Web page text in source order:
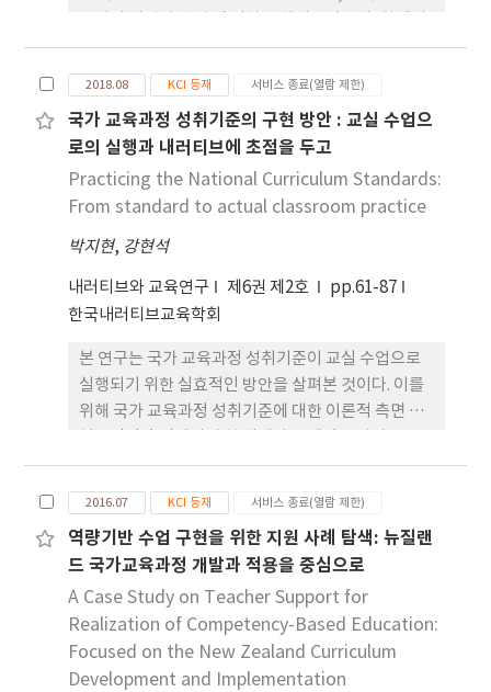
수준 및 특성과 2015 개정 음악과 교육과정 및 교과서
자료 분석에 기초하여, 초등학교 5학년을 대상으로
10차시의 음악과 교육과정 재구성 방안을 제시하였
다. 학생중심수업은 구성주의 인식론의 토대 위에 학
생이 주체가 되어 배움을 형성해가는 수업을 뜻하며,
이 과정에서 교사는 학습 활동을 촉진시키는 조력자
로서의 역할을 수행한다. 이를 위해서는 국가 수준 교
수준 교육과정으로 재구성하는 것이 필요하다. 본 연
구에서는 학생의 참여 및 선택권을 확대하고 협력적
으로 프로젝트 과제를 수행 과정에서 스스로 지식을
미 있는 학습 경험이 이루어지도록 하는 것에 초점을
맞추어 음악과 교육과정을 재구성하였다.
2018.08 KCI 등재 서비스 종료(열람 제한)
국가 교육과정 성취기준의 구현 방안 : 교실 수업으
로의 실행과 내러티브에 초점을 두고
Practicing the National Curriculum Standards:
From standard to actual classroom practice
박지현, 강현석
내러티브와 교육연구 제6권 제2호
pp.61-87
한국내러티브교육학회
본 연구는 국가 교육과정 성취기준이 교실 수업으로
실행되기 위한 실효적인 방안을 살펴본 것이다. 이를
위해 국가 교육과정 성취기준에 대한 이론적 측면 및
교육과정 성취기준의 실천 방안을 제안하였다. 현재
의 국가 성취기준을 좀 더 학년별, 교과별로 수직적,
수평적 정합성을 갖추도록 체계화시켜 개발하여 현장
에서 재구성에 어려움이 없도록 지원하여야 한다. 따
라서 우선적으로 하향식 설계를 제안하였다. 교과 수
준에서 보면 성취기준들을 보다 의미 식별이 가능하
게 좀 더 명확하게 진술할 필요도 있다. 그리고 각 시
·도교육청 지침이나 장학자료에서 실행 가능한 기
준을 설정해 볼 수 있음을 제안하였다. 다양하고 차별
2016.07 KCI 등재 서비스 종료(열람 제한)
역량기반 수업 구현을 위한 지원 사례 탐색: 뉴질랜
드 국가교육과정 개발과 적용을 중심으로
A Case Study on Teacher Support for
Realization of Competency-Based Education:
Focused on the New Zealand Curriculum
Development and Implementation